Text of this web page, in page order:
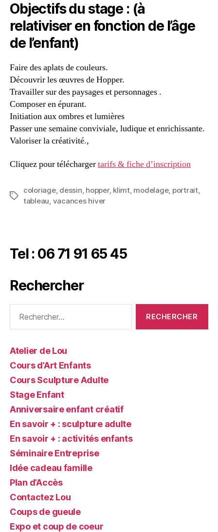
Objectifs du stage : (à
relativiser en fonction de l’âge
de l’enfant)
Faire des aplats de couleurs.
Découvrir les œuvres de Hopper.
Travailler sur des paysages et personnages .
Composer en épurant.
Initiation aux ombres et lumières
Passer une semaine conviviale, ludique et enrichissante.
Valoriser la créativité.,
Cliquez pour téléchargertarifs & fiche d’inscription
coloriage, dessin, hopper, klimt, modelage, portrait,
tableau, vacances hiver
Tel : 06 71 91 65 45
Rechercher
Atelier de Lou
Cours d’Art Enfants
Cours Sculpture Adulte
Stage Enfant
Anniversaire enfant créatif
En savoir + : sculpture adulte
En savoir + : activités enfants
Séminaire Entreprise
Idée cadeau famille
Plan d’Accès
Contactez Lou
Coups de gueule
Expo et coup de coeur